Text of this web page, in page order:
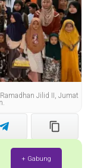
Jilid II, Jumat
+ Gabung